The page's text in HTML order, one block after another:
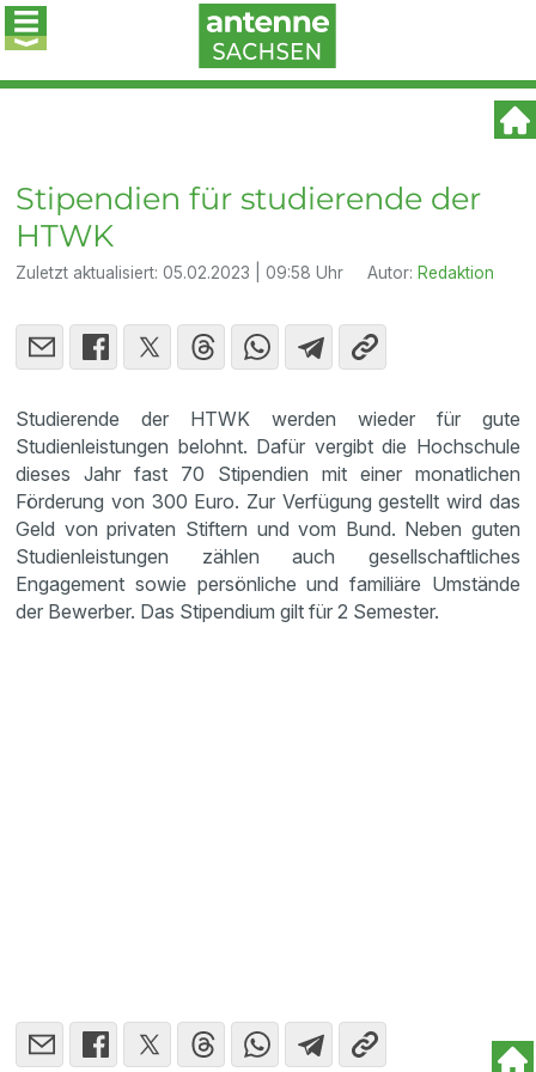
Stipendien für studierende der
HTWK
Zuletzt aktualisiert:05.02.2023 | 09:58 Uhr Autor: Redaktion
Studierende der HTWK werden wieder für gute
Studienleistungen belohnt. Dafür vergibt die Hochschule
dieses Jahr fast 70 Stipendien mit einer monatlichen
Förderung von 300 Euro. Zur Verfügung gestellt wird das
Geld von privaten Stiftern und vom Bund. Neben guten
Studienleistungen zählen auch gesellschaftliches
Engagement sowie persönliche und familiäre Umstände
der Bewerber. Das Stipendium gilt für 2 Semester.